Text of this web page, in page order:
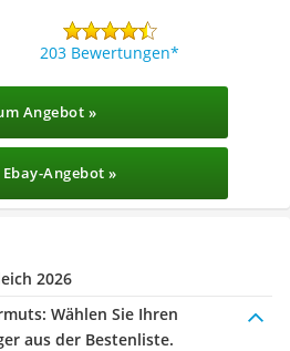
203 Bewertungen
Angebot »
Angebot »
2026
Wählen Sie Ihren
aus der Bestenliste.